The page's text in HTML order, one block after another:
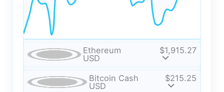
Ethereum
USD
$1,915.27
Bitcoin Cash
USD
$215.25